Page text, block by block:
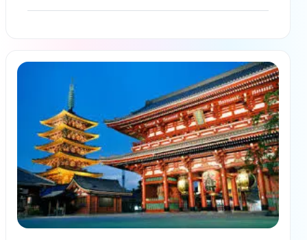
了解更多